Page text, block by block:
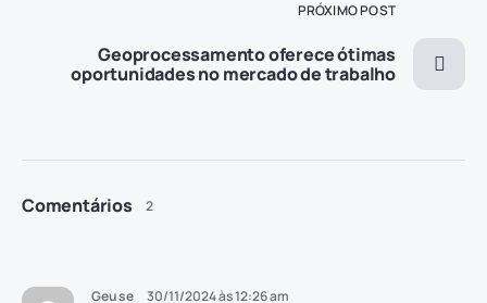
PRÓXIMO POST
Geoprocessamento oferece ótimas
oportunidades no mercado de trabalho
Comentários 2
Geuse 30/11/2024 às 12:26 am